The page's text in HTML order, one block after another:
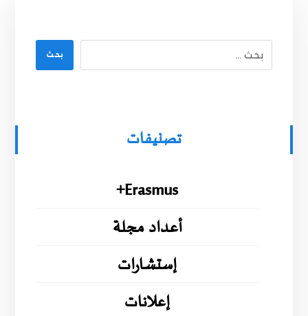
بحث
تصنيفات
Erasmus+
أعداد مجلة
إستشارات
إعلانات